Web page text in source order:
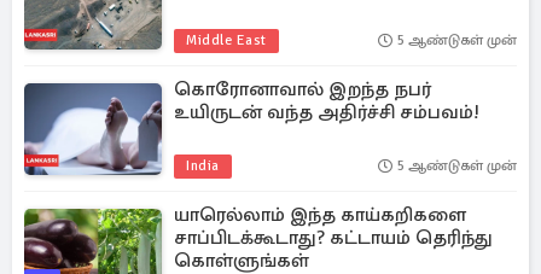
Middle East 5 ஆண்டுகள் முன்
கொரோனாவால் இறந்த நபர்
உயிருடன் வந்த அதிர்ச்சி சம்பவம்!
India 5 ஆண்டுகள் முன்
யாரெல்லாம் இந்த காய்கறிகளை
சாப்பிடக்கூடாது? கட்டாயம் தெரிந்து
கொள்ளுங்கள்